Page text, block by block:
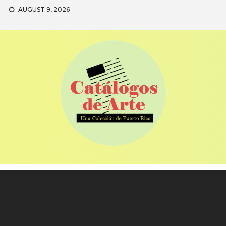
Skip
content
AUGUST 9, 2026